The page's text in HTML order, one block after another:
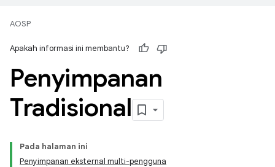
AOSP
Apakah informasi ini membantu?
Penyimpanan
Tradisional
Pada halaman ini
Penyimpanan eksternal multi-pengguna